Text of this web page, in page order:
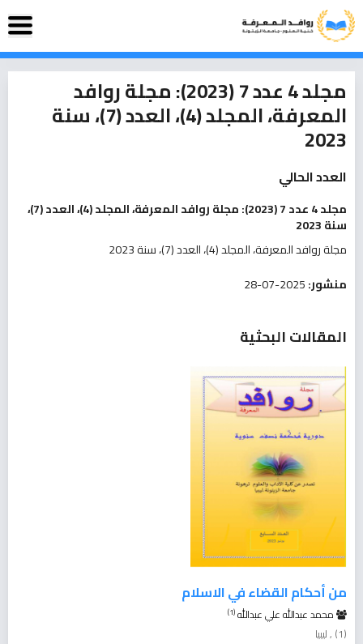
مجلد 4 عدد 7 (2023): مجلة روافد
المعرفة، المجلد (4)، العدد (7)، سنة
2023
العدد الحالي
مجلد 4 عدد 7 (2023): مجلة روافد المعرفة، المجلد (4)، العدد (7)،
سنة 2023
مجلة روافد المعرفة، المجلد (4)، العدد (7)، سنة 2023
منشور:2025-07-28
المقالات البحثية
من أحكام القضاء في الاسلام
محمد عبدالله علي عبدالله(1)
(1) , ليبيا